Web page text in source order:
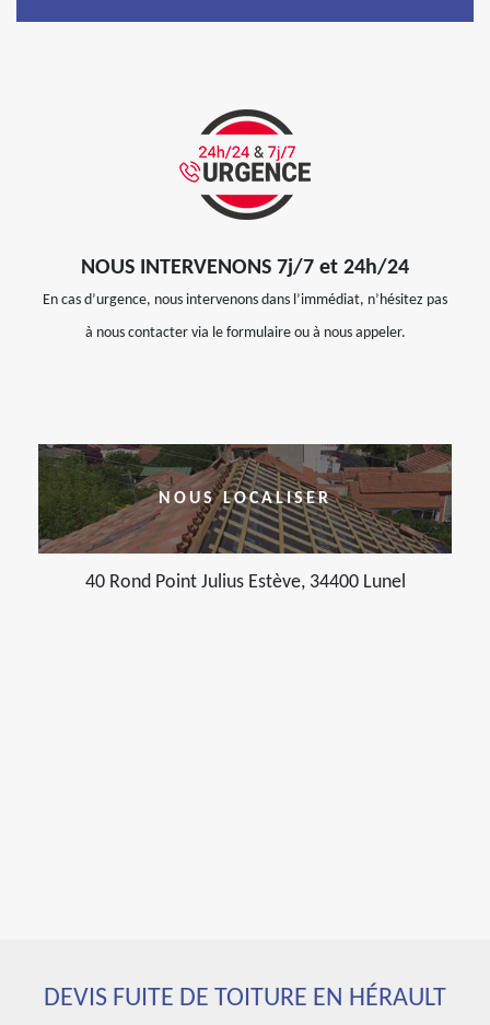
NOUS INTERVENONS 7j/7 et 24h/24
En cas d’urgence, nous intervenons dans l’immédiat, n’hésitez pas
à nous contacter via le formulaire ou à nous appeler.
NOUS LOCALISER
40 Rond Point Julius Estève, 34400 Lunel
DEVIS FUITE DE TOITURE EN HÉRAULT